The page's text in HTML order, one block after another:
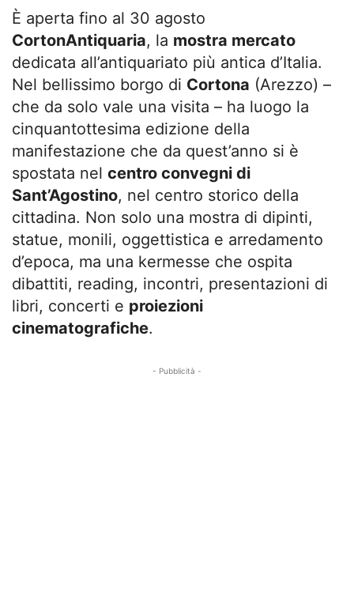
È aperta fino al 30 agosto
CortonAntiquaria, la mostra mercato
dedicata all’antiquariato più antica d’Italia.
Nel bellissimo borgo di Cortona (Arezzo) –
che da solo vale una visita – ha luogo la
cinquantottesima edizione della
manifestazione che da quest’anno si è
spostata nel centro convegni di
Sant’Agostino, nel centro storico della
cittadina. Non solo una mostra di dipinti,
statue, monili, oggettistica e arredamento
d’epoca, ma una kermesse che ospita
dibattiti, reading, incontri, presentazioni di
libri, concerti e proiezioni
cinematografiche.
- Pubblicità -